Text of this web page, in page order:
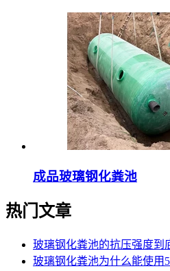
成品玻璃钢化粪池
热门文章
玻璃钢化粪池的抗压强度到
玻璃钢化粪池为什么能使用